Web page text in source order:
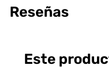
Reseñas
Este